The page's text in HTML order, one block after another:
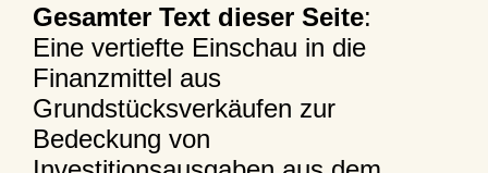
Gesamter Text dieser Seite:
Eine vertiefte Einschau in die
Finanzmittel aus
Grundstücksverkäufen zur
Bedeckung von